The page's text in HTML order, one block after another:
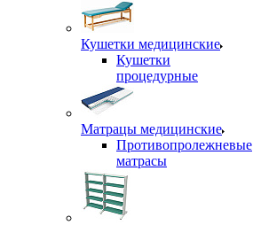
Кушетки медицинские
Кушетки
процедурные
Матрацы медицинские
Противопролежневые
матрасы